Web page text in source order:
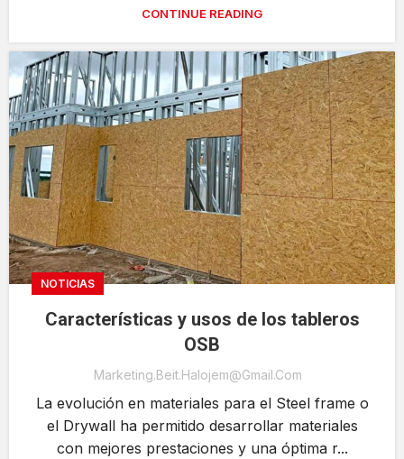
CONTINUE READING
NOTICIAS
Características y usos de los tableros
OSB
Marketing.beit.halojem@gmail.com
La evolución en materiales para el Steel frame o
el Drywall ha permitido desarrollar materiales
con mejores prestaciones y una óptima r...